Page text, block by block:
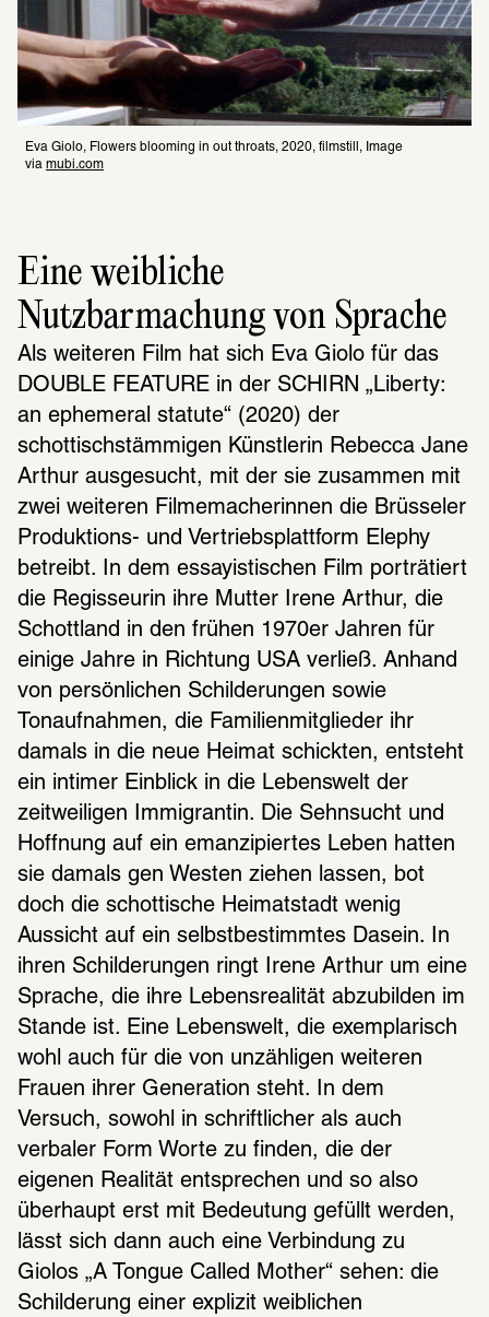
Eva Giolo, Flowers bloo­m­ing in out throats, 2020, filmstill, Image
via mubi.com
Eine weibliche
Nutzbarmachung von Sprache
Als weiteren Film hat sich Eva Giolo für das
DOUBLE FEATURE in der SCHIRN „Liberty:
an ephemeral statute“ (2020) der
schottischstämmigen Künstlerin Rebecca Jane
Arthur ausgesucht, mit der sie zusammen mit
zwei weiteren Filmemacherinnen die Brüsseler
Produktions- und Vertriebsplattform Elephy
betreibt. In dem essayistischen Film porträtiert
die Regisseurin ihre Mutter Irene Arthur, die
Schottland in den frühen 1970er Jahren für
einige Jahre in Richtung USA verließ. Anhand
von persönlichen Schilderungen sowie
Tonaufnahmen, die Familienmitglieder ihr
damals in die neue Heimat schickten, entsteht
ein intimer Einblick in die Lebenswelt der
zeitweiligen Immigrantin. Die Sehnsucht und
Hoffnung auf ein emanzipiertes Leben hatten
sie damals gen Westen ziehen lassen, bot
doch die schottische Heimatstadt wenig
Aussicht auf ein selbstbestimmtes Dasein. In
ihren Schilderungen ringt Irene Arthur um eine
Sprache, die ihre Lebensrealität abzubilden im
Stande ist. Eine Lebenswelt, die exemplarisch
wohl auch für die von unzähligen weiteren
Frauen ihrer Generation steht. In dem
Versuch, sowohl in schriftlicher als auch
verbaler Form Worte zu finden, die der
eigenen Realität entsprechen und so also
überhaupt erst mit Bedeutung gefüllt werden,
lässt sich dann auch eine Verbindung zu
Giolos „A Tongue Called Mother“ sehen: die
Schilderung einer explizit weiblichen